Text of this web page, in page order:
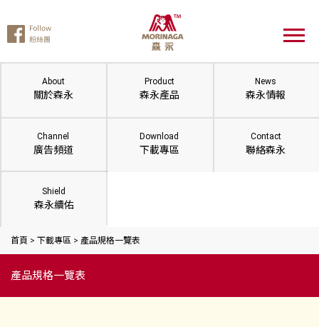
About
關於森永
Product
森永產品
News
森永情報
Channel
廣告頻道
Download
下載專區
Contact
聯絡森永
Shield
森永續佑
首頁 > 下載專區 > 產品規格一覽表
產品規格一覽表